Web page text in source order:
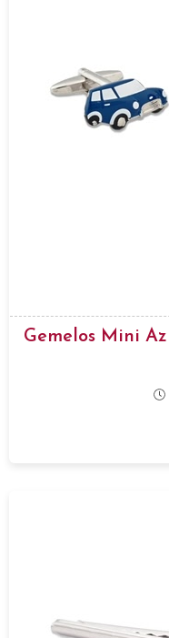
Gemelos Mini